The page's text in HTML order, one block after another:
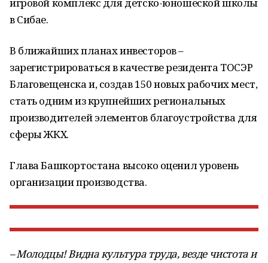
в Сибае.
В ближайших планах инвесторов –
зарегистрироваться в качестве резидента ТОСЭР
Благовещенска и, создав 150 новых рабочих мест,
стать одним из крупнейших региональных
производителей элементов благоустройства для
сферы ЖКХ.
Глава Башкортостана высоко оценил уровень
организации производства.
– Молодцы! Видна культура труда, везде чистота и